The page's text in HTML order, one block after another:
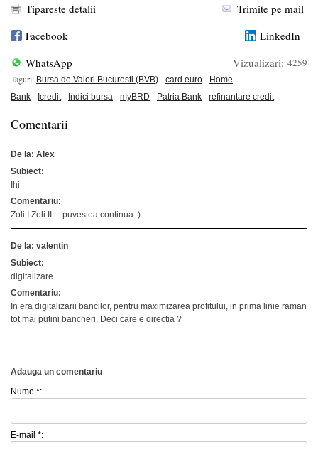
Tipareste detalii
Trimite pe mail
Facebook
LinkedIn
WhatsApp
Vizualizari: 4259
Taguri: Bursa de Valori Bucuresti (BVB) card euro
Home
Bank
Icredit Indici bursa myBRD Patria Bank refinantare credit
Comentarii
De la: Alex
Subiect:
Ihi
Comentariu:
Zoli I Zoli II ... puvestea continua :)
De la: valentin
Subiect:
digitalizare
Comentariu:
In era digitalizarii bancilor, pentru maximizarea profitului, in prima linie raman
tot mai putini bancheri. Deci care e directia ?
Adauga un comentariu
Nume *:
E-mail *: